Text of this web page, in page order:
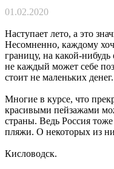
01.02.2020
Наступает лето, а это
Несомненно, каждому
границу, на какой-
не каждый может себе
стоит не маленьких
Многие в курсе, что
красивыми пейзажами
страны. Ведь Россия
пляжи. О некоторых из
Кисловодск.